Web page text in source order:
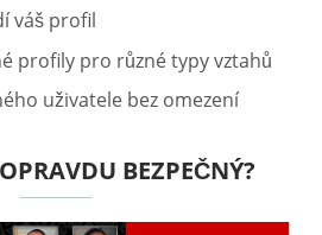
váš profil
profily pro různé typy vztahů
uživatele bez omezení
BEZPEČNÝ?